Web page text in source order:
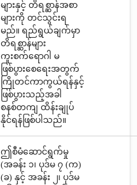
များနှင့် တိရစ္ဆာန်အစာ
များကို တင်သွင်းရ
မည်။ ရည်ရွယ်ချက်မှာ
တိရစ္ဆာန်များ
ကူးစက်ရောဂါ မ
ဖြစ်ပွားစေရေးအတွက်
ကြိုတင်ကာကွယ်ရန်နှင့်
ဖြစ်ပွားသည့်အခါ
စနစ်တကျ ထိန်းချုပ်
နိုင်ရန်ဖြစ်ပါသည်။
ဤစီမံဆောင်ရွက်မှု
(အခန်း ၁၊ ပုဒ်မ ၇ (က)
(ခ) နှင့် အခန်း ၂၊ ပုဒ်မ